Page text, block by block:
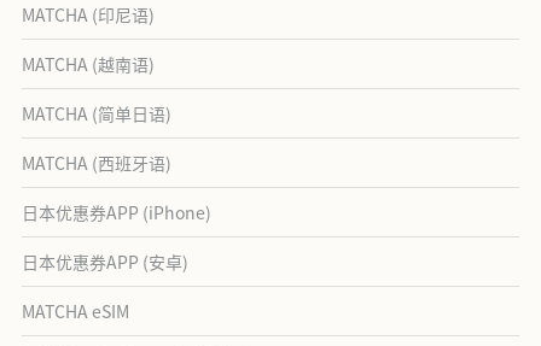
MATCHA (印尼语)
MATCHA (越南语)
MATCHA (简单日语)
MATCHA (西班牙语)
日本优惠券APP (iPhone)
日本优惠券APP (安卓)
MATCHA eSIM